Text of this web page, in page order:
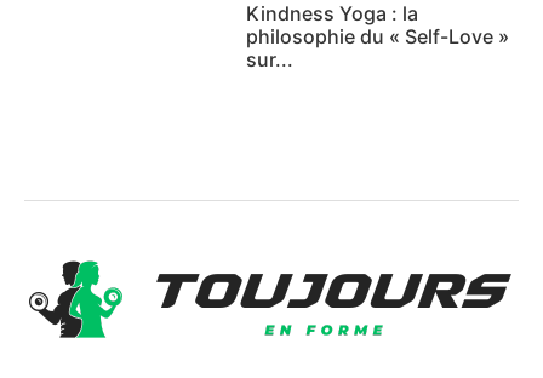
Kindness Yoga : la
philosophie du « Self-Love »
sur...